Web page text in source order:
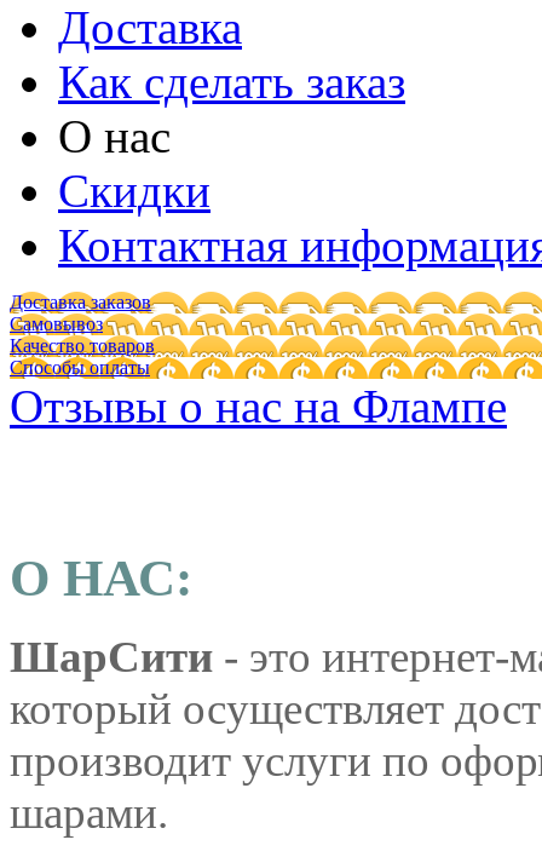
Доставка
Как сделать заказ
О нас
Скидки
Контактная
Доставка заказов
Самовывоз
Качество товаров
Способы оплаты
Отзывы о нас на Флампе
О НАС:
ШарСити - это интернет-
который осуществляет
производит услуги по
шарами.